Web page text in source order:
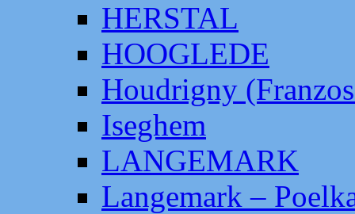
HERSTAL
HOOGLEDE
Houdrigny
Iseghem
LANGEMARK
Langemark –